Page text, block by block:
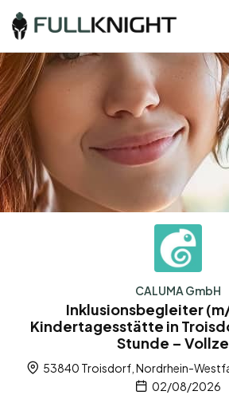
CALUMA GmbH
Inklusionsbegleiter
Kindertagesstätte in
Stunde –
53840 Troisdorf, Nordrhein-
02/08/2026